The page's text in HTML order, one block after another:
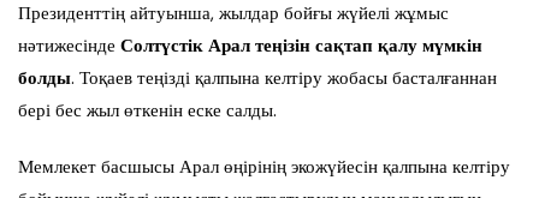
Президенттің айтуынша, жылдар бойғы жүйелі жұмыс
нәтижесінде Солтүстік Арал теңізін сақтап қалу мүмкін
болды. Тоқаев теңізді қалпына келтіру жобасы басталғаннан
бері бес жыл өткенін еске салды.
Мемлекет басшысы Арал өңірінің экожүйесін қалпына келтіру